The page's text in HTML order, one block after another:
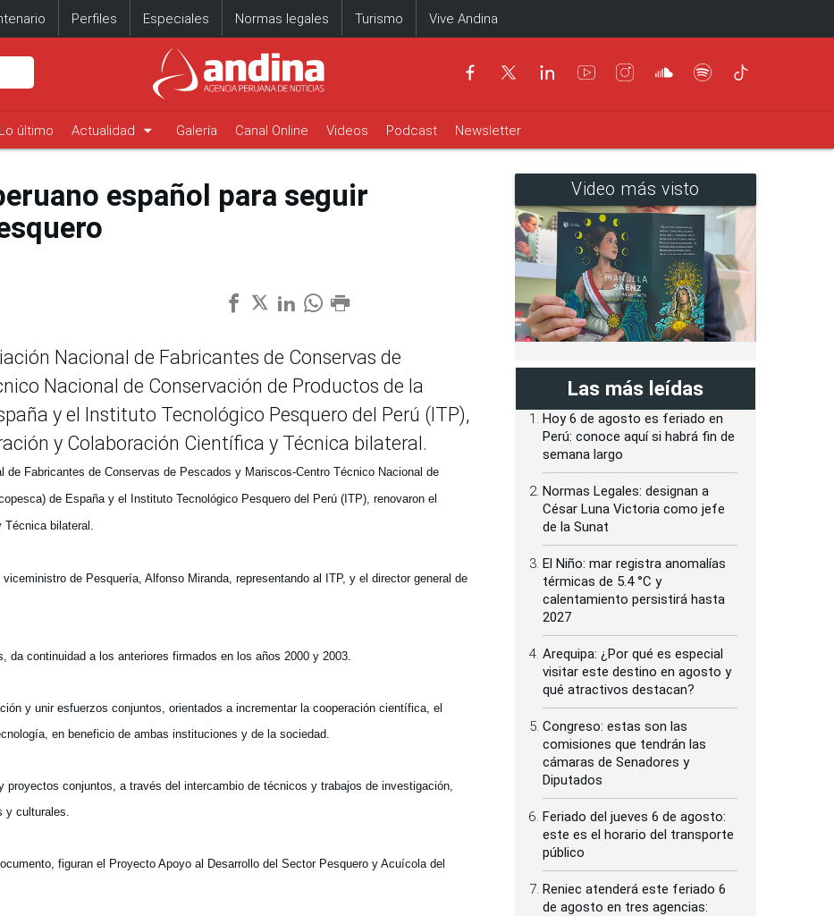
Perfiles Especiales Normas legales Turismo Vive Andina
Lo último Actualidad arrow_drop_down Galería Canal Online Videos Podcast Newsletter
español para seguir
Nacional de Fabricantes de Conservas de
Nacional de Conservación de Productos de la
y el Instituto Tecnológico Pesquero del Perú (ITP),
y Colaboración Científica y Técnica bilateral.
de Fabricantes de Conservas de Pescados y Mariscos-Centro Técnico Nacional de
de España y el Instituto Tecnológico Pesquero del Perú (ITP), renovaron el
Técnica bilateral.
de Pesquería, Alfonso Miranda, representando al ITP, y el director general de
da continuidad a los anteriores firmados en los años 2000 y 2003.
y unir esfuerzos conjuntos, orientados a incrementar la cooperación científica, el
en beneficio de ambas instituciones y de la sociedad.
conjuntos, a través del intercambio de técnicos y trabajos de investigación,
y culturales.
figuran el Proyecto Apoyo al Desarrollo del Sector Pesquero y Acuícola del
Video más visto
Las más leídas
Hoy 6 de agosto es feriado en
Perú: conoce aquí si habrá fin de
semana largo
Normas Legales: designan a
César Luna Victoria como jefe
de la Sunat
El Niño: mar registra anomalías
térmicas de 5.4 °C y
calentamiento persistirá hasta
2027
Arequipa: ¿Por qué es especial
visitar este destino en agosto y
qué atractivos destacan?
Congreso: estas son las
comisiones que tendrán las
cámaras de Senadores y
Diputados
Feriado del jueves 6 de agosto:
este es el horario del transporte
público
Reniec atenderá este feriado 6
de agosto en tres agencias: